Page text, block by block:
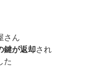
さん
鍵が返却され
た